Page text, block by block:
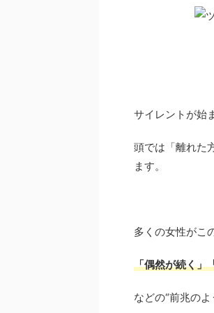
サイレントが始
頭では「離れた
ます。
多くの女性がこ
「偶然が続く」
などの“前兆のよ